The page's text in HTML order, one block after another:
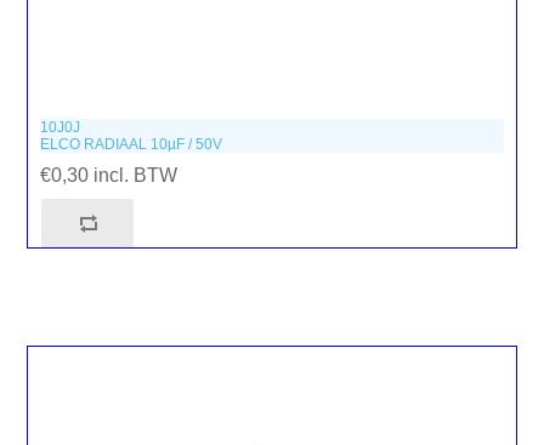
10J0J
ELCO RADIAAL 10µF / 50V
€0,30 incl. BTW